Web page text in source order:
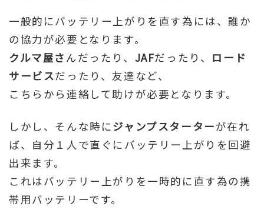
一般的にバッテリー上がりを直す為には、誰か
の協力が必要となります。
クルマ屋さ んだったり、 JAFだったり、 ロード
サービスだったり、友達など、
こちらから連絡して助けが必要となります。
しかし、そんな時にジャンプスターターが在れ
ば、自分１人で直ぐにバッテリー上がりを回避
出来ます。
これはバッテリー上がりを一時的に直す為の携
帯用バッテリーです。